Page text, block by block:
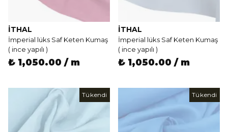
İTHAL
İmperial lüks Saf Keten Kumaş
( ince yapılı )
₺ 1,050.00 / m
İTHAL
İmperial lüks Saf Keten Kumaş
( ince yapılı )
₺ 1,050.00 / m
Tükendi Tükendi